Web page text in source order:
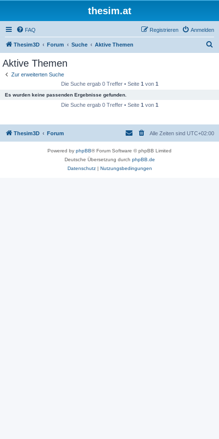
thesim.at
FAQ Anmelden
Registrieren
Thesim3D Forum Suche Aktive Themen
Aktive Themen
Zur erweiterten Suche
Die Suche ergab 0 Treffer • Seite 1 von 1
Es wurden keine passenden Ergebnisse gefunden.
Die Suche ergab 0 Treffer • Seite 1 von 1
Thesim3D Forum Alle Zeiten sind UTC+02:00
Powered by phpBB® Forum Software © phpBB Limited
Deutsche Übersetzung durch phpBB.de
Datenschutz| Nutzungsbedingungen